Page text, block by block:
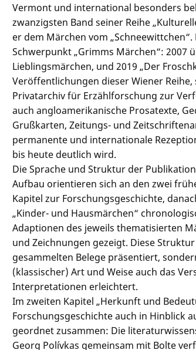
Vermont und international besonders
zwanzigsten Band seiner Reihe
er dem Märchen vom
Schwerpunkt „Grimms Märchen“: 2007
Lieblingsmärchen, und 2019 „Der
Veröffentlichungen dieser Wiener
Privatarchiv für Erzählforschung zur
auch angloamerikanische Prosatexte,
Grußkarten, Zeitungs- und
permanente und internationale
bis heute deutlich wird.
Die Sprache und Struktur der
Aufbau orientieren sich an den zwei
Kapitel zur Forschungsgeschichte,
„Kinder- und Hausmärchen“
Adaptionen des jeweils thematisierten
und Zeichnungen gezeigt. Diese
gesammelten Belege präsentiert,
(klassischer) Art und Weise auch das
Interpretationen erleichtert.
Im zweiten Kapitel „Herkunft und
Forschungsgeschichte auch in Hinblick
geordnet zusammen: Die
Georg Polívkas gemeinsam mit Bolte